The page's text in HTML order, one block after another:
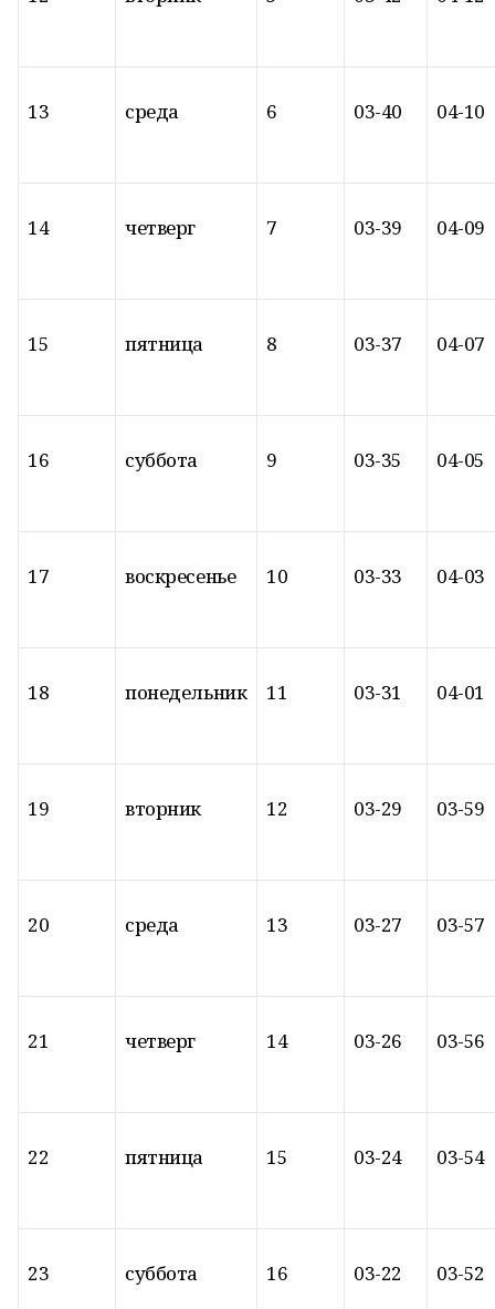
13 среда 6 03-40 04-10
14 четверг 7 03-39 04-09
15 пятница 8 03-37 04-07
16 суббота 9 03-35 04-05
17 воскресенье 10 03-33 04-03
18 понедельник 11 03-31 04-01
19 вторник 12 03-29 03-59
20 среда 13 03-27 03-57
21 четверг 14 03-26 03-56
22 пятница 15 03-24 03-54
23 суббота 16 03-22 03-52